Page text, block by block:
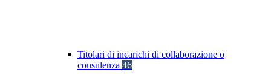
Titolari di incarichi di collaborazione o
consulenza 46